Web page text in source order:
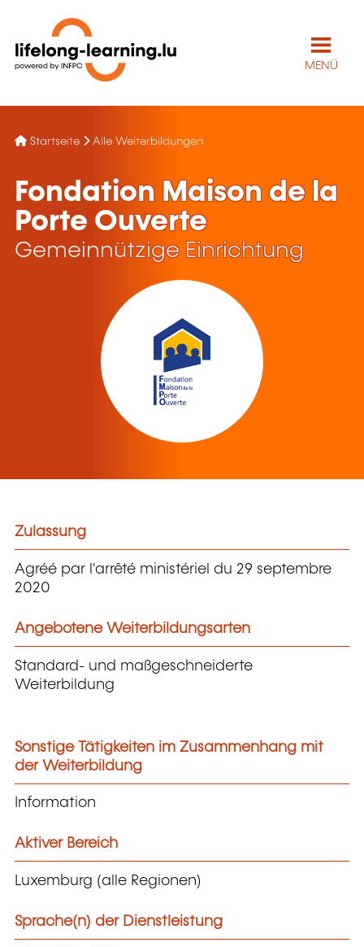
MENÜ
Startseite Alle Weiterbildungen
Fondation Maison de la
Porte Ouverte
Gemeinnützige Einrichtung
Zulassung
Agréé par l'arrêté ministériel du 29 septembre
2020
Angebotene Weiterbildungsarten
Standard- und maßgeschneiderte
Weiterbildung
Sonstige Tätigkeiten im Zusammenhang mit
der Weiterbildung
Information
Aktiver Bereich
Luxemburg (alle Regionen)
Sprache(n) der Dienstleistung